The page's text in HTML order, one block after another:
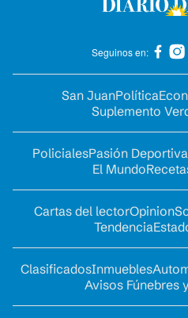
Seguinos en:
San JuanPolítica
Suplemento
PolicialesPasión Deportiva
El Mundo
Cartas del lectorOpinion
Tendencia
ClasificadosInmuebles
Avisos Fúnebres